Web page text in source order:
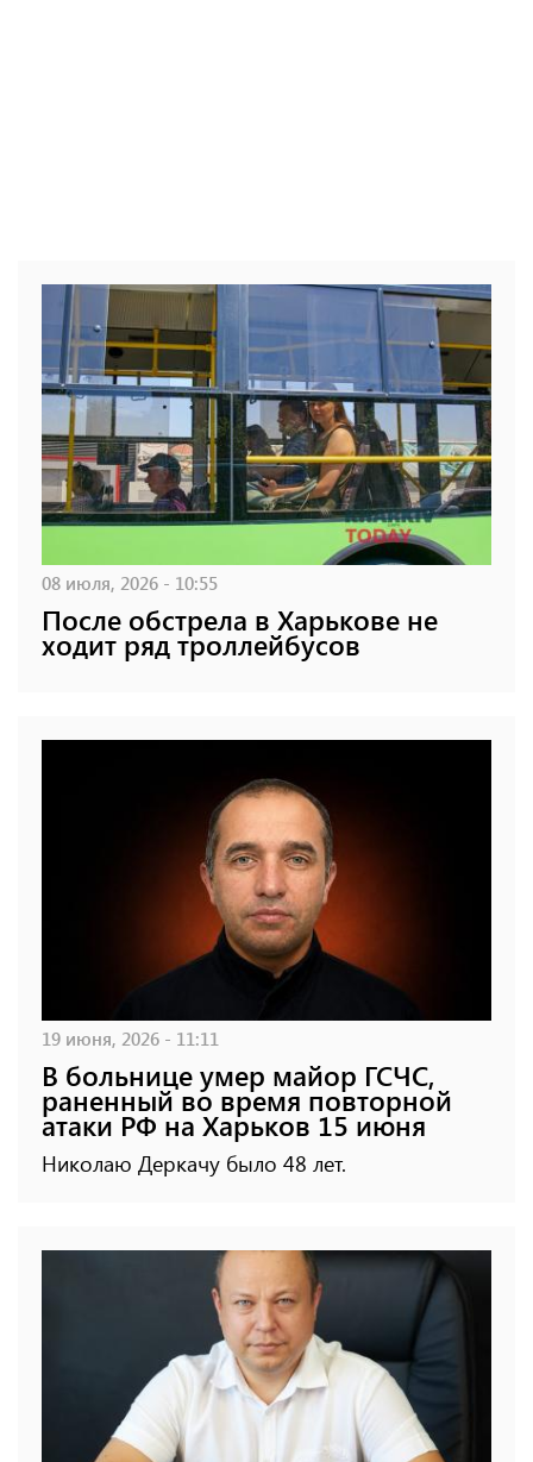
08 июля, 2026 - 10:55
После обстрела в Харькове не
ходит ряд троллейбусов
19 июня, 2026 - 11:11
В больнице умер майор ГСЧС,
раненный во время повторной
атаки РФ на Харьков 15 июня
Николаю Деркачу было 48 лет.